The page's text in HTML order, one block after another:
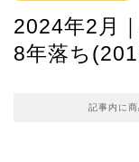
2024年2月
8年落ち
記事内に